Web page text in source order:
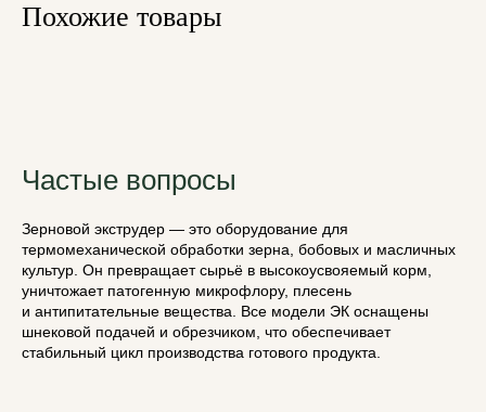
Похожие товары
Частые вопросы
Зерновой экструдер — это оборудование для
термомеханической обработки зерна, бобовых и масличных
культур. Он превращает сырьё в высокоусвояемый корм,
уничтожает патогенную микрофлору, плесень
и антипитательные вещества. Все модели ЭК оснащены
шнековой подачей и обрезчиком, что обеспечивает
стабильный цикл производства готового продукта.